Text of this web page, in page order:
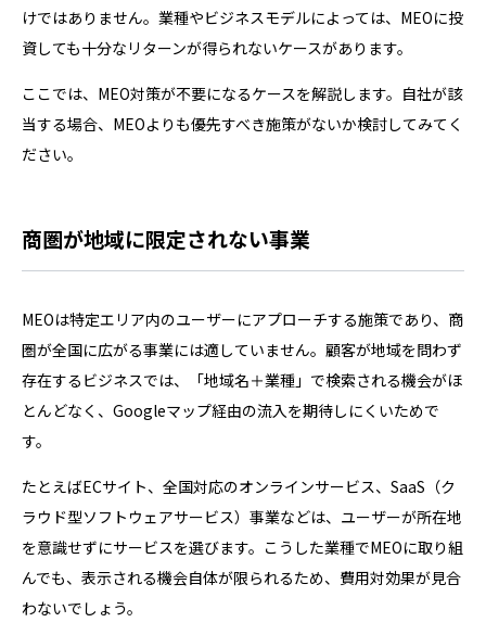
けではありません。業種やビジネスモデルによっては、MEOに投
資しても十分なリターンが得られないケースがあります。
ここでは、MEO対策が不要になるケースを解説します。自社が該
当する場合、MEOよりも優先すべき施策がないか検討してみてく
ださい。
商圏が地域に限定されない事業
MEOは特定エリア内のユーザーにアプローチする施策であり、商
圏が全国に広がる事業には適していません。顧客が地域を問わず
存在するビジネスでは、「地域名＋業種」で検索される機会がほ
とんどなく、Googleマップ経由の流入を期待しにくいためで
す。
たとえばECサイト、全国対応のオンラインサービス、SaaS（ク
ラウド型ソフトウェアサービス）事業などは、ユーザーが所在地
を意識せずにサービスを選びます。こうした業種でMEOに取り組
んでも、表示される機会自体が限られるため、費用対効果が見合
わないでしょう。